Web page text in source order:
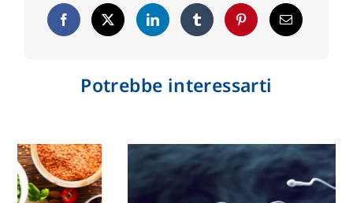
Potrebbe interessarti